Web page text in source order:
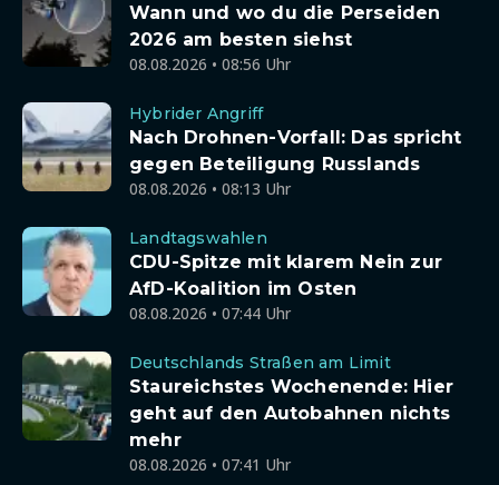
Wann und wo du die Perseiden
2026 am besten siehst
08.08.2026 • 08:56 Uhr
Hybrider Angriff
Nach Drohnen-Vorfall: Das spricht
gegen Beteiligung Russlands
08.08.2026 • 08:13 Uhr
Landtagswahlen
CDU-Spitze mit klarem Nein zur
AfD-Koalition im Osten
08.08.2026 • 07:44 Uhr
Deutschlands Straßen am Limit
Staureichstes Wochenende: Hier
geht auf den Autobahnen nichts
mehr
08.08.2026 • 07:41 Uhr